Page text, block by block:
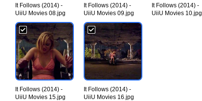
It Follows (2014) -
UiiU Movies 08.jpg
It Follows (2014) -
UiiU Movies 09.jpg
It Follows (2014) -
UiiU Movies 10.jpg
It Follows (2014) -
UiiU Movies 15.jpg
It Follows (2014) -
UiiU Movies 16.jpg